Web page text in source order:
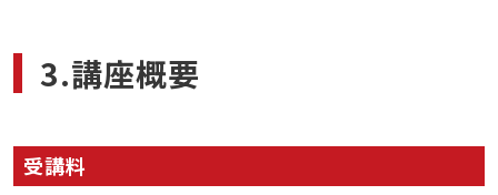
3.講座概要
受講料